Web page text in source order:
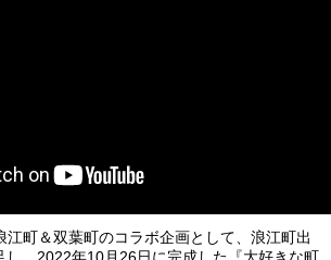
江町＆双葉町のコラボ企画として、浪江町出